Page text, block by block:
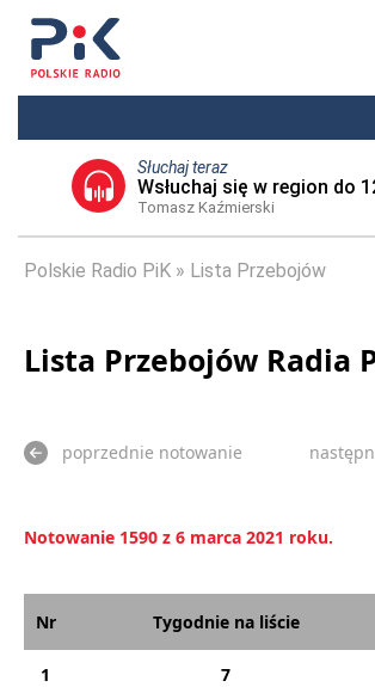
Słuchaj teraz
Wsłuchaj się w region do
Tomasz Kaźmierski
Polskie Radio PiK Lista Przebojów
Lista Przebojów Radia
poprzednie notowanie
Notowanie 1590 z 6 marca 2021 roku.
Nr Tygodnie na liście
1 7